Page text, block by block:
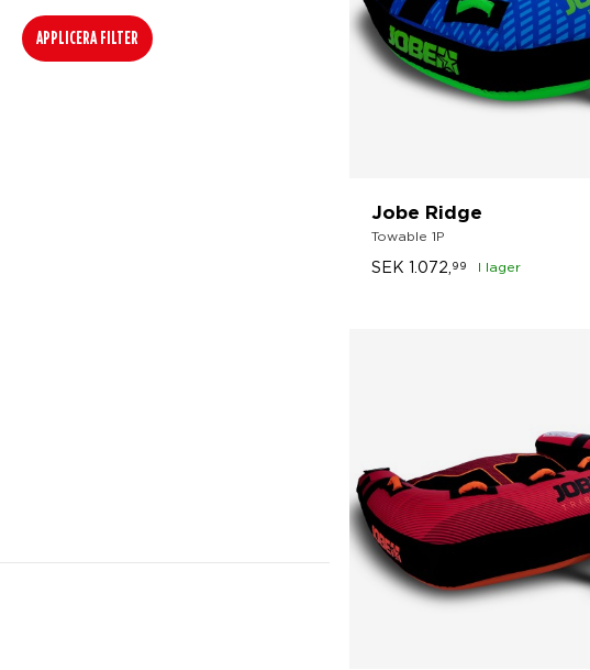
APPLICERA FILTER
Jobe Ridge
Towable 1P
SEK 1.072, 99 I lager